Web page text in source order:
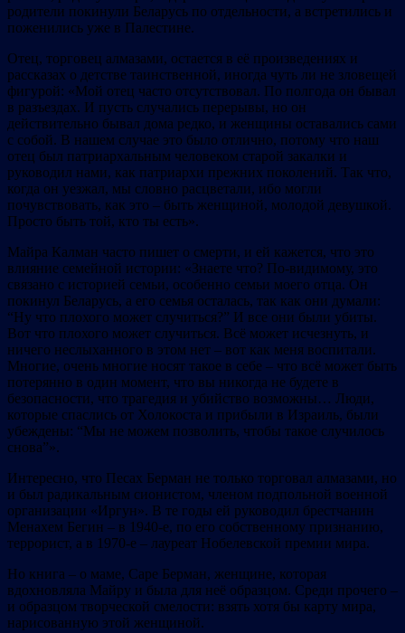
родители покинули Беларусь по отдельности, а встретились и
поженились уже в Палестине.
Отец, торговец алмазами, остается в её произведениях и
рассказах о детстве таинственной, иногда чуть ли не зловещей
фигурой: «Мой отец часто отсутствовал. По полгода он бывал
в разъездах. И пусть случались перерывы, но он
действительно бывал дома редко, и женщины оставались сами
с собой. В нашем случае это было отлично, потому что наш
отец был патриархальным человеком старой закалки и
руководил нами, как патриархи прежних поколений. Так что,
когда он уезжал, мы словно расцветали, ибо могли
почувствовать, как это – быть женщиной, молодой девушкой.
Просто быть той, кто ты есть».
Майра Калман часто пишет о смерти, и ей кажется, что это
влияние семейной истории: «Знаете что? По-видимому, это
связано с историей семьи, особенно семьи моего отца. Он
покинул Беларусь, а его семья осталась, так как они думали:
“Ну что плохого может случиться?” И все они были убиты.
Вот что плохого может случиться. Всё может исчезнуть, и
ничего неслыханного в этом нет – вот как меня воспитали.
Многие, очень многие носят такое в себе – что всё может быть
потерянно в один момент, что вы никогда не будете в
безопасности, что трагедия и убийство возможны… Люди,
которые спаслись от Холокоста и прибыли в Израиль, были
убеждены: “Мы не можем позволить, чтобы такое случилось
снова”».
Интересно, что Песах Берман не только торговал алмазами, но
и был радикальным сионистом, членом подпольной военной
организации «Иргун». В те годы ей руководил брестчанин
Менахем Бегин – в 1940-е, по его собственному признанию,
террорист, а в 1970-е – лауреат Нобелевской премии мира.
Но книга – о маме, Саре Берман, женщине, которая
вдохновляла Майру и была для неё образцом. Среди прочего –
и образцом творческой смелости: взять хотя бы карту мира,
нарисованную этой женщиной.